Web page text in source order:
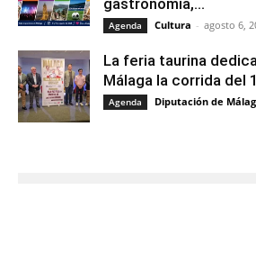
gastronomía,...
Agenda Cultura - agosto 6,
La feria taurina
Málaga la corrida del
Agenda Diputación de